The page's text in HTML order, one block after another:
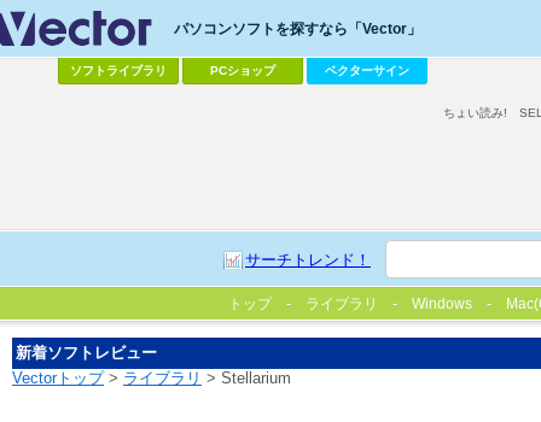
パソコンソフトを探すなら「Vector」
ソフトライブラリ PCショップ ベクターサイン
サーチトレンド！
ちょい読み!
トップ ライブラリ Windows
新着ソフトレビュー
Vectorトップ> ライブラリ > Stellarium